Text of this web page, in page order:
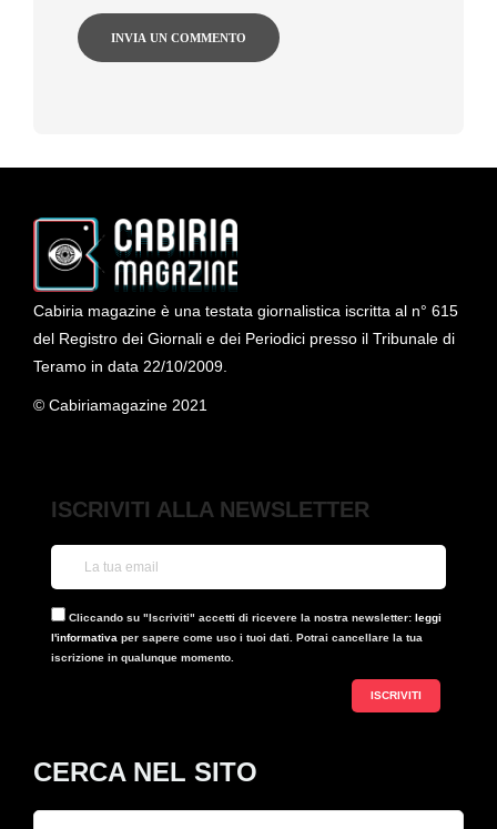
Cabiria magazine è una testata giornalistica iscritta al n° 615
del Registro dei Giornali e dei Periodici presso il Tribunale di
Teramo in data 22/10/2009.
© Cabiriamagazine 2021
ISCRIVITI ALLA NEWSLETTER
Cliccando su "Iscriviti" accetti di ricevere la nostra newsletter: leggi
l'informativa per sapere come uso i tuoi dati. Potrai cancellare la tua
iscrizione in qualunque momento.
CERCA NEL SITO